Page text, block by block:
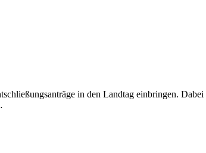
in den Landtag einbringen.